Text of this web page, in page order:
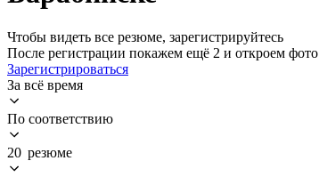
Чтобы видеть все резюме, зарегистрируйтесь
После регистрации покажем ещё 2 и откроем фото
Зарегистрироваться
За всё время
По соответствию
20 резюме